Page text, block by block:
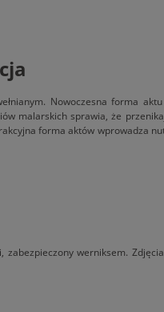
Nowoczesna forma
malarskich sprawia, że
forma aktów wprowadza
werniksem.